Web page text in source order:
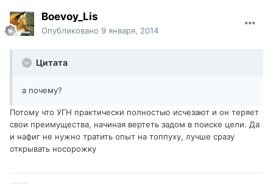
Boevoy_Lis
Опубликовано 9 января, 2014
Цитата
а почему?
Потому что УГН практически полностью исчезают и он теряет
свои преимущества, начиная вертеть задом в поиске цели. Да
и нафиг не нужно тратить опыт на топпуху, лучше сразу
открывать носорожку